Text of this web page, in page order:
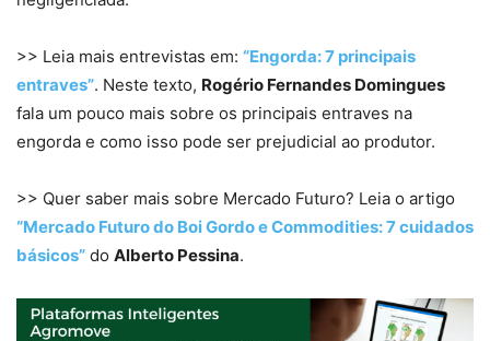
>> Leia mais entrevistas em: “Engorda: 7 principais
entraves”. Neste texto, Rogério Fernandes Domingues
fala um pouco mais sobre os principais entraves na
engorda e como isso pode ser prejudicial ao produtor.
>> Quer saber mais sobre Mercado Futuro? Leia o artigo
“Mercado Futuro do Boi Gordo e Commodities: 7 cuidados
básicos” do Alberto Pessina.